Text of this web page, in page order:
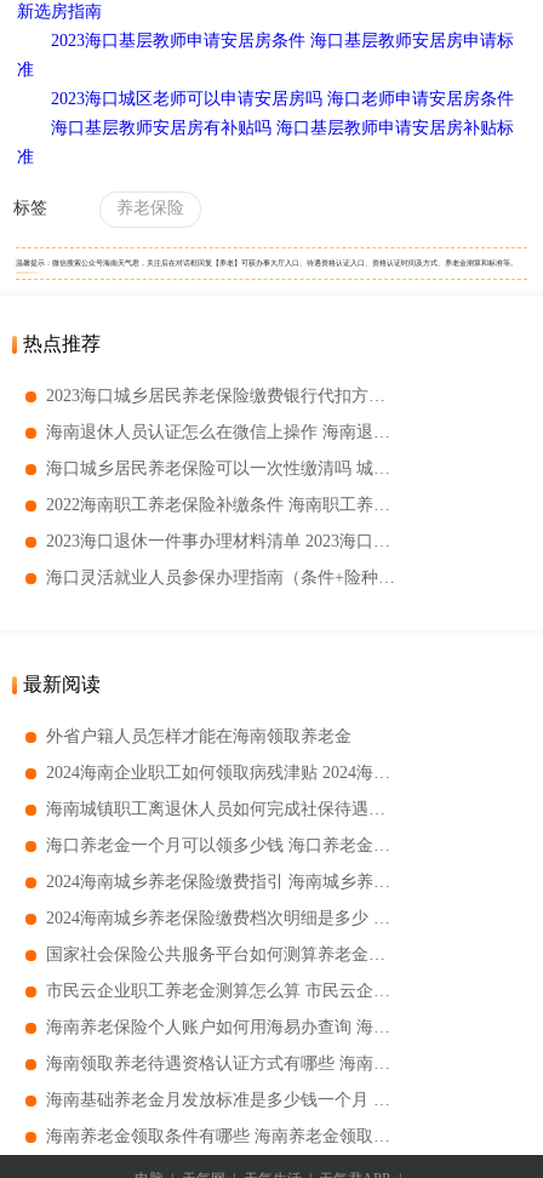
新选房指南
2023海口基层教师申请安居房条件 海口基层教师安居房申请标
准
2023海口城区老师可以申请安居房吗 海口老师申请安居房条件
海口基层教师安居房有补贴吗 海口基层教师申请安居房补贴标
准
标签 养老保险
温馨提示：微信搜索公众号海南天气君，关注后在对话框回复【养老】可获办事大厅入口、待遇资格认证入口、资格认证时间及方式、养老金测算和标准等。
热点推荐
2023海口城乡居民养老保险缴费银行代扣方式 海口城乡居民医保缴费银行代扣指南
海南退休人员认证怎么在微信上操作 海南退休人员微信认证方式
海口城乡居民养老保险可以一次性缴清吗 城乡居民养老保险能不能一次性缴清
2022海南职工养老保险补缴条件 海南职工养老保险补缴流程
2023海口退休一件事办理材料清单 2023海口退休一件事办理材料盘点
海口灵活就业人员参保办理指南（条件+险种） 海口灵活就业人员参保办理流程
最新阅读
外省户籍人员怎样才能在海南领取养老金
​2024海南企业职工如何领取病残津贴 2024海南企业职工领取病残津贴指南
​海南城镇职工离退休人员如何完成社保待遇资格认证 海南城镇职工离退休人员社保待遇资格认证指南
海口养老金一个月可以领多少钱 海口养老金一个月能领多少钱
2024海南城乡养老保险缴费指引 海南城乡养老保险缴费流程
2024海南城乡养老保险缴费档次明细是多少 海南城乡养老保险缴费档次明细标准
国家社会保险公共服务平台如何测算养老金是多少钱 国家社会保险公共服务平台如何测算养老金指南
市民云企业职工养老金测算怎么算 市民云企业职工养老金测算指南
海南养老保险个人账户如何用海易办查询 海南养老保险个人账户怎么用海易办查询
海南领取养老待遇资格认证方式有哪些 海南领取养老待遇资格认证指南
海南基础养老金月发放标准是多少钱一个月 海南基础养老金月发放要求
海南养老金领取条件有哪些 海南养老金领取条件汇总